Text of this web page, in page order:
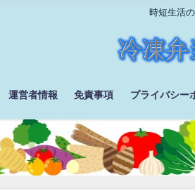
時短生活
運営者情報 免責事項 プライバシー